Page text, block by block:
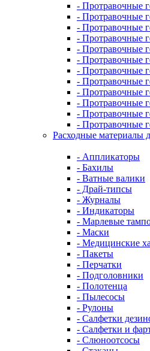
- Протравочные
- Протравочные
- Протравочные
- Протравочные
- Протравочные
- Протравочные
- Протравочные
- Протравочные
- Протравочные
- Протравочные
- Протравочные
- Протравочные
Расходные материалы
- Аппликаторы
- Бахилы
- Ватные валики
- Драй-типсы
- Журналы
- Индикаторы
- Марлевые
- Маски
- Медицинские
- Пакеты
- Перчатки
- Подголовники
- Полотенца
- Пылесосы
- Рулоны
- Салфетки
- Салфетки и
- Слюноотсосы